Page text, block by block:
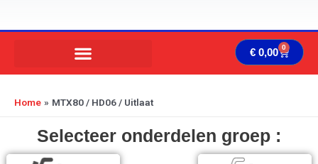
€ 0,00 0
Home MTX80 / HD06 / Uitlaat
Selecteer onderdelen groep :